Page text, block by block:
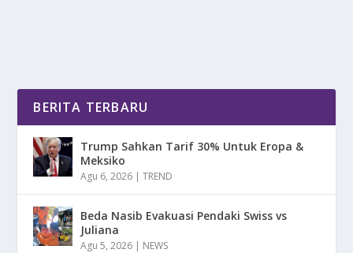
BERITA TERBARU
Trump Sahkan Tarif 30% Untuk Eropa &
Meksiko
Agu 6, 2026 |TREND
Beda Nasib Evakuasi Pendaki Swiss vs
Juliana
Agu 5, 2026 | NEWS